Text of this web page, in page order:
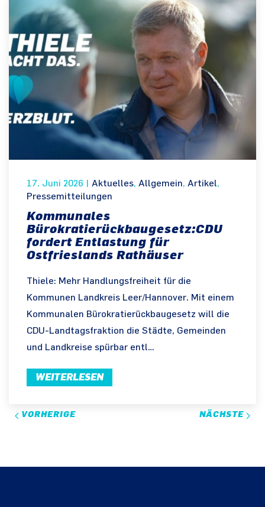
17. Juni 2026 Aktuelles, Allgemein, Artikel,
Pressemitteilungen
Kommunales
Bürokratierückbaugesetz:CDU
fordert Entlastung für
Ostfrieslands Rathäuser
Thiele: Mehr Handlungsfreiheit für die
Kommunen Landkreis Leer/Hannover. Mit einem
Kommunalen Bürokratierückbaugesetz will die
CDU-Landtagsfraktion die Städte, Gemeinden
und Landkreise spürbar entl…
WEITERLESEN
VORHERIGE NÄCHSTE